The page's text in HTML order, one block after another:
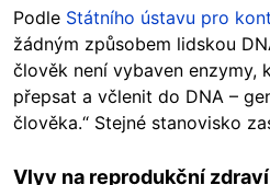
Podle Státního ústavu pro
žádným způsobem lidskou
člověk není vybaven enzymy,
přepsat a včlenit do DNA –
člověka.“ Stejné stanovisko
Vlyv na reprodukční zdraví